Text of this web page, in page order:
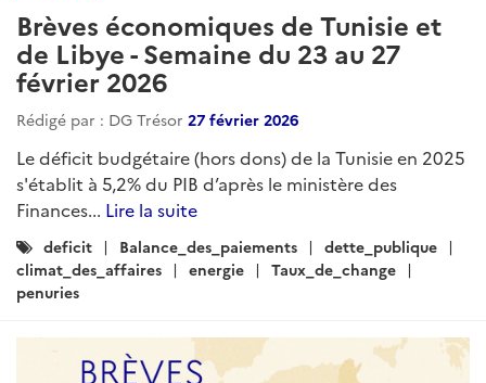
Brèves économiques de Tunisie et
de Libye - Semaine du 23 au 27
février 2026
Rédigé par : DG Trésor 27 février 2026
Le déficit budgétaire (hors dons) de la Tunisie en 2025
s'établit à 5,2% du PIB d’après le ministère des
Finances... Lire la suite
Catégories
:
deficit Balance_des_paiements
dette_publique
climat_des_affaires
energie
Taux_de_change
penuries